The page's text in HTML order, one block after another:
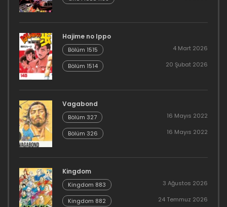
Hajime no Ippo
Bölüm 1515 4 Mart 2026
Bölüm 1514 20 Şubat 2026
Vagabond
Bölüm 327 16 Mayıs 2022
Bölüm 326 16 Mayıs 2022
Kingdom
Kingdom 883 3 Ağustos 2026
Kingdom 882 24 Temmuz 2026